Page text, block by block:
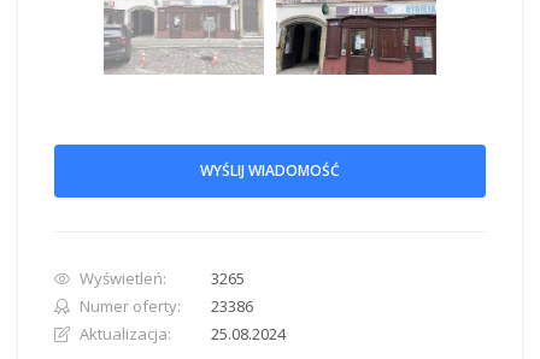
WYŚLIJ WIADOMOŚĆ
Wyświetleń:
3265
Numer oferty:
23386
Aktualizacja:
25.08.2024